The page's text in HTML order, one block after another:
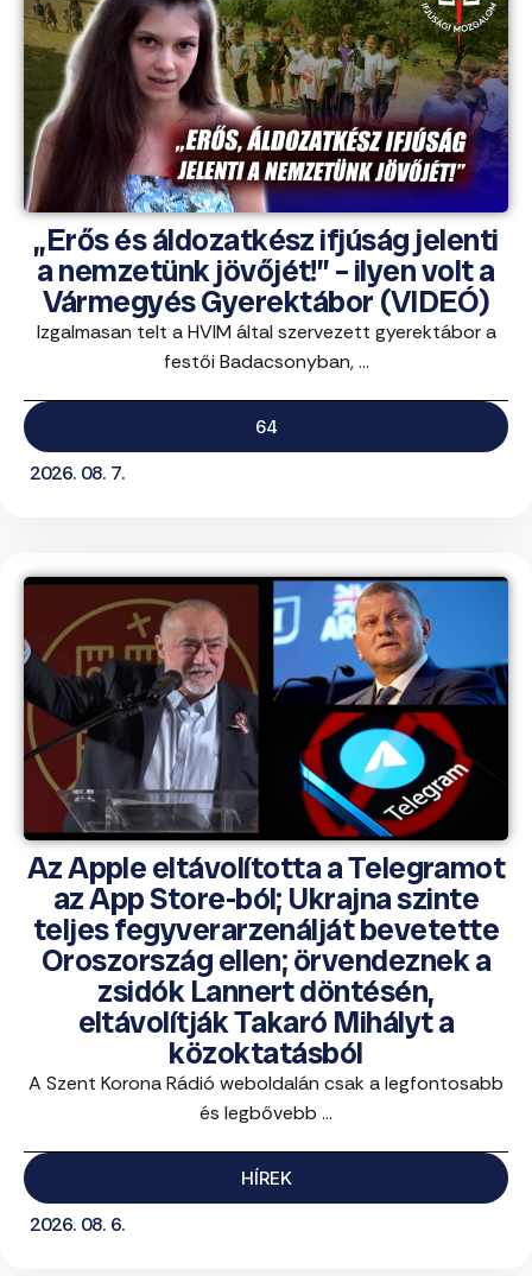
„Erős és áldozatkész ifjúság jelenti
a nemzetünk jövőjét!” – ilyen volt a
Vármegyés Gyerektábor (VIDEÓ)
Izgalmasan telt a HVIM által szervezett gyerektábor a
festői Badacsonyban, ...
64
2026. 08. 7.
Az Apple eltávolította a Telegramot
az App Store-ból; Ukrajna szinte
teljes fegyverarzenálját bevetette
Oroszország ellen; örvendeznek a
zsidók Lannert döntésén,
eltávolítják Takaró Mihályt a
közoktatásból
A Szent Korona Rádió weboldalán csak a legfontosabb
és legbővebb ...
HÍREK
2026. 08. 6.